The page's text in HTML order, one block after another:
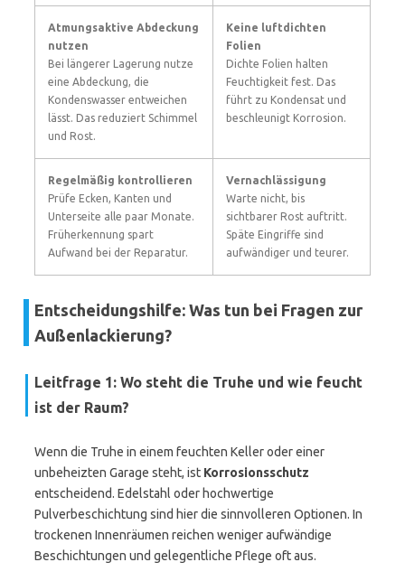
Atmungsaktive Abdeckung
nutzen
Bei längerer Lagerung nutze
eine Abdeckung, die
Kondenswasser entweichen
lässt. Das reduziert Schimmel
und Rost.
Keine luftdichten
Folien
Dichte Folien halten
Feuchtigkeit fest. Das
führt zu Kondensat und
beschleunigt Korrosion.
Regelmäßig kontrollieren
Prüfe Ecken, Kanten und
Unterseite alle paar Monate.
Früherkennung spart
Aufwand bei der Reparatur.
Vernachlässigung
Warte nicht, bis
sichtbarer Rost auftritt.
Späte Eingriffe sind
aufwändiger und teurer.
Entscheidungshilfe: Was tun bei Fragen zur
Außenlackierung?
Leitfrage 1: Wo steht die Truhe und wie feucht
ist der Raum?
Wenn die Truhe in einem feuchten Keller oder einer
unbeheizten Garage steht, ist Korrosionsschutz
entscheidend. Edelstahl oder hochwertige
Pulverbeschichtung sind hier die sinnvolleren Optionen. In
trockenen Innenräumen reichen weniger aufwändige
Beschichtungen und gelegentliche Pflege oft aus.